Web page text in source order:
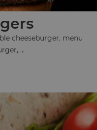
cheeseburger, menu
...